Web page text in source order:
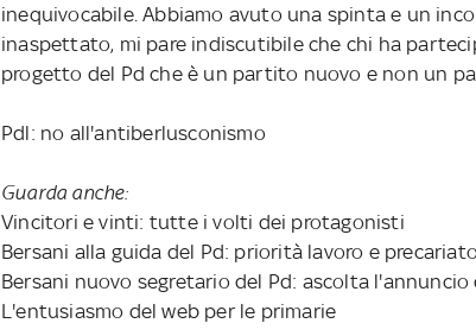
inequivocabile. Abbiamo avuto una spinta e un
inaspettato, mi pare indiscutibile che chi ha
progetto del Pd che è un partito nuovo e non un
Pdl: no all'antiberlusconismo
Guarda anche:
Vincitori e vinti: tutte i volti dei protagonisti
Bersani alla guida del Pd: priorità lavoro e precariato
Bersani nuovo segretario del Pd: ascolta l'annuncio
L'entusiasmo del web per le primarie